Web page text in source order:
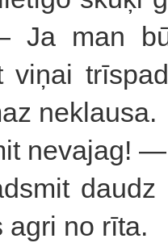
Ja man
viņai
neklausa.
nevajag! —
daudz
agri no rīta.